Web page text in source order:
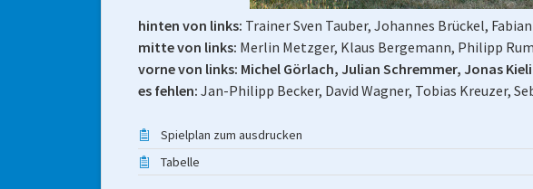
hinten von links: Trainer Sven Tauber, Johannes Brückel,
mitte von links: Merlin Metzger, Klaus Bergemann, Philipp
vorne von links: Michel Görlach, Julian Schremmer, Jonas
es fehlen: Jan-Philipp Becker, David Wagner, Tobias Kreuzer,
Spielplan zum ausdrucken
Tabelle